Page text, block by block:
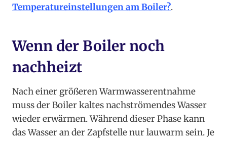
Temperatureinstellungen am Boiler?.
Wenn der Boiler noch
nachheizt
Nach einer größeren Warmwasserentnahme
muss der Boiler kaltes nachströmendes Wasser
wieder erwärmen. Während dieser Phase kann
das Wasser an der Zapfstelle nur lauwarm sein. Je